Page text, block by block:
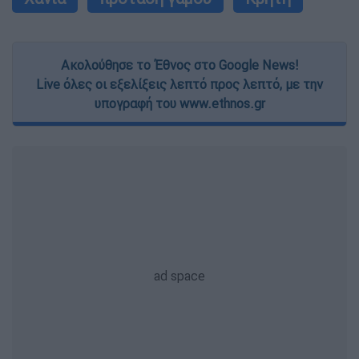
Ακολούθησε το Έθνος στο Google News!
Live όλες οι εξελίξεις λεπτό προς λεπτό, με την
υπογραφή του www.ethnos.gr